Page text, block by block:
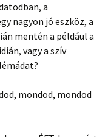
a
nagyon jó eszköz, a
mentén a például a
vagy a szív
mondod, mondod